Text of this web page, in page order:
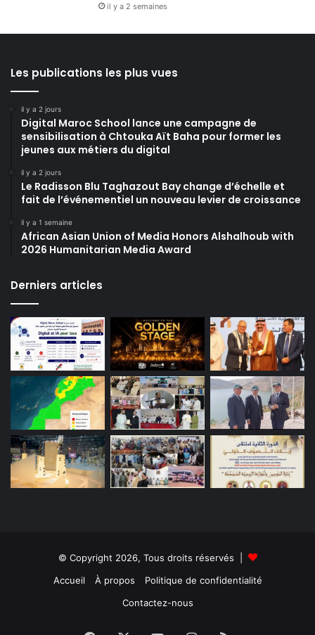
il y a 2 semaines
Les publications les plus vues
il y a 2 jours
Digital Maroc School lance une campagne de
sensibilisation à Chtouka Aït Baha pour former les
jeunes aux métiers du digital
il y a 2 jours
Le Radisson Blu Taghazout Bay change d’échelle et
fait de l’événementiel un nouveau levier de croissance
il y a 1 semaine
African Asian Union of Media Honors Alshalhoub with
2026 Humanitarian Media Award
Derniers articles
© Copyright 2026, Tous droits réservés |
Accueil
À propos
Politique de confidentialité
Contactez-nous